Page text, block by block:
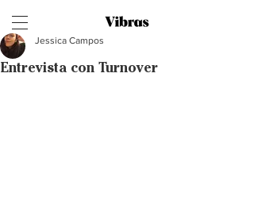
Entrevista con Turnover
Jessica Campos